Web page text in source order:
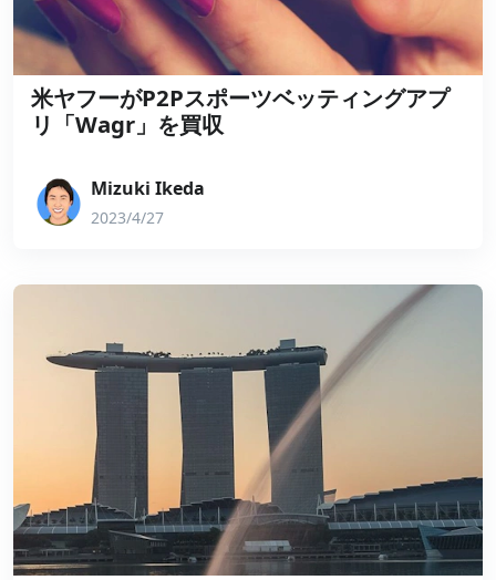
米ヤフーがP2Pスポーツベッティングアプ
リ「Wagr」を買収
Mizuki Ikeda
2023/4/27